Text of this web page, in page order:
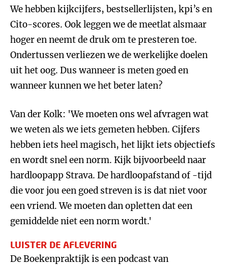
We hebben kijkcijfers, bestsellerlijsten, kpi’s en
Cito-scores. Ook leggen we de meetlat alsmaar
hoger en neemt de druk om te presteren toe.
Ondertussen verliezen we de werkelijke doelen
uit het oog. Dus wanneer is meten goed en
wanneer kunnen we het beter laten?
Van der Kolk: 'We moeten ons wel afvragen wat
we weten als we iets gemeten hebben. Cijfers
hebben iets heel magisch, het lijkt iets objectiefs
en wordt snel een norm. Kijk bijvoorbeeld naar
hardloopapp Strava. De hardloopafstand of -tijd
die voor jou een goed streven is is dat niet voor
een vriend. We moeten dan opletten dat een
gemiddelde niet een norm wordt.'
LUISTER DE AFLEVERING
De Boekenpraktijk is een podcast van